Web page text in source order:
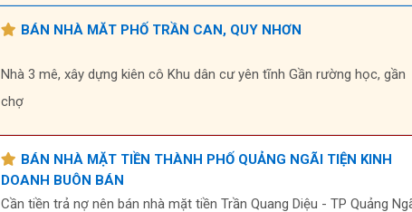
BÁN NHÀ MĂT PHỐ TRẦN CAN, QUY NHƠN
Nhà 3 mê, xây dựng kiên cô Khu dân cư yên tĩnh Gần rường học, gần
chợ
BÁN NHÀ MẶT TIỀN THÀNH PHỐ QUẢNG NGÃI TIỆN KINH
DOANH BUÔN BÁN
Cần tiền trả nợ nên bán nhà mặt tiền Trần Quang Diệu - TP Quảng